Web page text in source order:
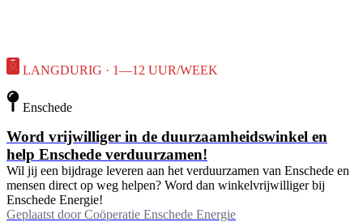
LANGDURIG · 1—12 UUR/WEEK
Enschede
Word vrijwilliger in de duurzaamheidswinkel en
help Enschede verduurzamen!
Wil jij een bijdrage leveren aan het verduurzamen van Enschede en
mensen direct op weg helpen? Word dan winkelvrijwilliger bij
Enschede Energie!
Geplaatst door Coöperatie Enschede Energie